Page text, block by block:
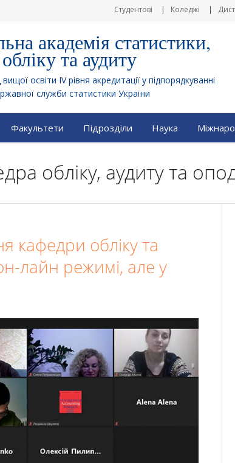
Студентові Коледжі
академія статистики,
обліку та аудиту
освіти IV рівня акредитації у підпорядкуванні
служби статистики України
Факультети Підрозділи Наука
обліку, аудиту та
кафедри обліку та
лайн режимі, але у